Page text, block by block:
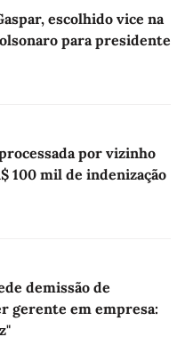
escolhido vice na
para presidente
por vizinho
100 mil de indenização
demissão de
gerente em empresa: